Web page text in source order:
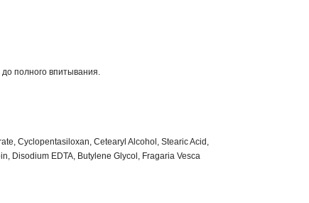
полного впитывания.
Cyclopentasiloxan, Cetearyl Alcohol, Stearic Acid,
Disodium EDTA, Butylene Glycol, Fragaria Vesca